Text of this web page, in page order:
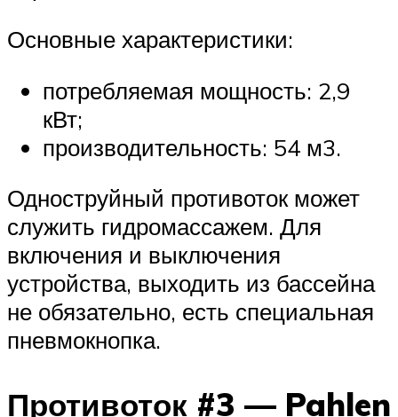
Основные характеристики:
потребляемая мощность: 2,9
кВт;
производительность: 54 м3.
Одноструйный противоток может
служить гидромассажем. Для
включения и выключения
устройства, выходить из бассейна
не обязательно, есть специальная
пневмокнопка.
Противоток #3 — Pahlen